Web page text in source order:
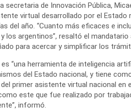
secretaria de Innovación Pública,
virtual desarrollado por el
del año. “Cuanto más eficaces e
los argentinos”, resaltó el
para acercar y simplificar los
“una herramienta de inteligencia
del Estado nacional, y tiene
primer asistente virtual nacional en
este que fue realizado por
informó.